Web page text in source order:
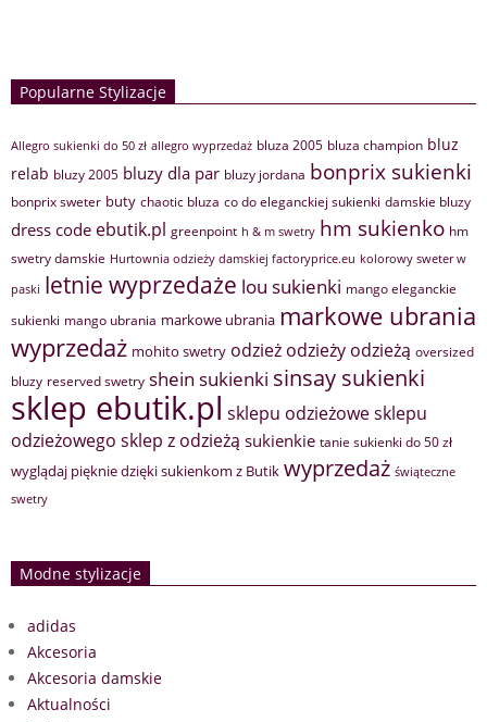
Popularne Stylizacje
Allegro sukienki do 50 zł allegro wyprzedaż bluza 2005 bluza champion bluz
relab bluzy 2005 bluzy dla par bluzy jordana bonprix sukienki
bonprix sweter buty chaotic bluza co do eleganckiej sukienki damskie bluzy
dress code ebutik.pl greenpoint h & m swetry hm sukienko hm
swetry damskie Hurtownia odzieży damskiej factoryprice.eu kolorowy sweter w
paski letnie wyprzedaże lou sukienki mango eleganckie
sukienki mango ubrania markowe ubrania markowe ubrania
wyprzedaż mohito swetry odzież odzieży odzieżą oversized
bluzy reserved swetry shein sukienki sinsay sukienki
sklep ebutik.pl sklepu odzieżowesklepu
odzieżowego sklep z odzieżą sukienkie tanie sukienki do 50 zł
wyglądaj pięknie dzięki sukienkom z Butik wyprzedaż świąteczne
swetry
Modne stylizacje
adidas
Akcesoria
Akcesoria damskie
Aktualności